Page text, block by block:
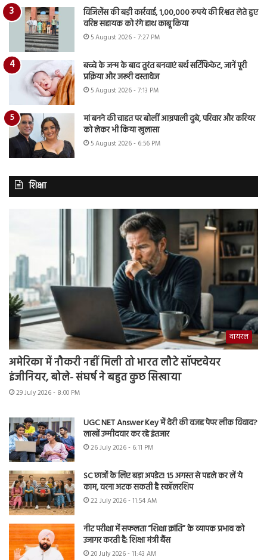
विजिलेंस की बड़ी कार्रवाई, 1,00,000 रुपये की रिश्वत लेते हुए
वरिष्ठ सहायक को रंगे हाथ काबू किया
5 August 2026 - 7:27 PM
बच्चे के जन्म के बाद तुरंत बनवाएं बर्थ सर्टिफिकेट, जानें पूरी
प्रक्रिया और जरूरी दस्तावेज
5 August 2026 - 7:13 PM
मां बनने की चाहत पर बोलीं आम्रपाली दुबे, परिवार और करियर
को लेकर भी किया खुलासा
5 August 2026 - 6:56 PM
शिक्षा
वायरल
अमेरिका में नौकरी नहीं मिली तो भारत लौटे सॉफ्टवेयर
इंजीनियर, बोले- संघर्ष ने बहुत कुछ सिखाया
29 July 2026 - 8:00 PM
UGC NET Answer Key में देरी की वजह पेपर लीक विवाद?
लाखों उम्मीदवार कर रहे इंतजार
26 July 2026 - 6:11 PM
SC छात्रों के लिए बड़ा अपडेट! 15 अगस्त से पहले कर लें ये
काम, वरना अटक सकती है स्कॉलरशिप
22 July 2026 - 11:54 AM
नीट परीक्षा में सफलता “शिक्षा क्रांति” के व्यापक प्रभाव को
उजागर करती है: शिक्षा मंत्री बैंस
20 July 2026 - 11:43 AM